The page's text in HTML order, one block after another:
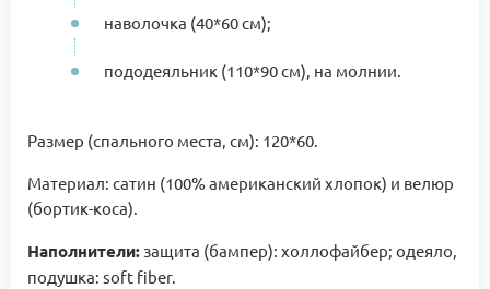
наволочка (40*60 см);
пододеяльник (110*90 см), на молнии.
Размер (спального места, см): 120*60.
Материал: сатин (100% американский хлопок) и велюр
(бортик-коса).
Наполнители: защита (бампер): холлофайбер; одеяло,
подушка: soft fiber.